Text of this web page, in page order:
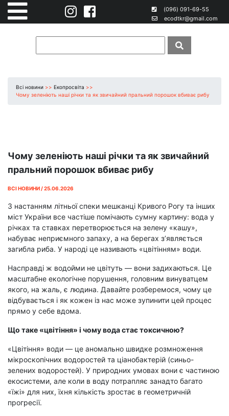
(096) 091-69-55
ecodtkr@gmail.com
Всі новини >> Екопросвіта >>
Чому зеленіють наші річки та як звичайний пральний порошок вбиває рибу
Чому зеленіють наші річки та як звичайний
пральний порошок вбиває рибу
ВСІ НОВИНИ / 25.06.2026
З настанням літньої спеки мешканці Кривого Рогу та інших
міст України все частіше помічають сумну картину: вода у
річках та ставках перетворюється на зелену «кашу»,
набуває неприємного запаху, а на берегах з’являється
загибла риба. У народі це називають «цвітінням» води.
Насправді ж водойми не цвітуть — вони задихаються. Це
масштабне екологічне порушення, головним винуватцем
якого, на жаль, є людина. Давайте розберемося, чому це
відбувається і як кожен із нас може зупинити цей процес
прямо у себе вдома.
Що таке «цвітіння» і чому вода стає токсичною?
«Цвітіння» води — це аномально швидке розмноження
мікроскопічних водоростей та ціанобактерій (синьо-
зелених водоростей). У природних умовах вони є частиною
екосистеми, але коли в воду потрапляє занадто багато
«їжі» для них, їхня кількість зростає в геометричній
прогресії.